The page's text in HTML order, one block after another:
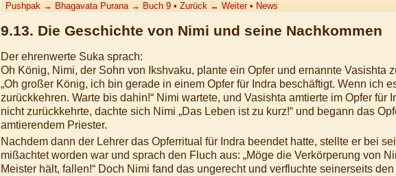
Pushpak → Bhagavata Purana → Buch 9 •Zurück ↔ Weiter• News
9.13. Die Geschichte von Nimi und seine Nachkommen
Der ehrenwerte Suka sprach:
Oh König, Nimi, der Sohn von Ikshvaku, plante ein Opfer und ernannte Vasishta
„Oh großer König, ich bin gerade in einem Opfer für Indra beschäftigt. Wenn ich
zurückkehren. Warte bis dahin!“ Nimi wartete, und Vasishta amtierte im Opfer für
nicht zurückkehrte, dachte sich Nimi „Das Leben ist zu kurz!“ und begann das
amtierendem Priester.
Nachdem dann der Lehrer das Opferritual für Indra beendet hatte, stellte er bei
mißachtet worden war und sprach den Fluch aus: „Möge die Verkörperung von
Meister hält, fallen!“ Doch Nimi fand das ungerecht und verfluchte seinerseits